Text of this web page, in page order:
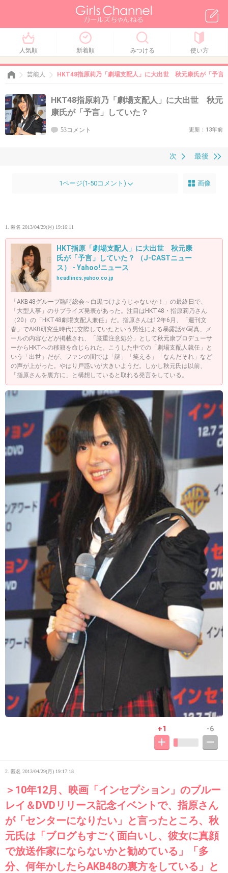
人気順 新着順 みつける 使い方
芸能人 HKT48指原莉乃「劇場支配人」に大出世 秋元康氏が「予言
HKT48指原莉乃「劇場支配人」に大出世 秋元
康氏が「予言」していた？
53コメント 更新：13年前
最後
次
1ページ(1-50コメント) 画像
1. 匿名 2013/04/29(月) 19:16:11
HKT指原「劇場支配人」に大出世 秋元康
氏が「予言」していた？ （J-CASTニュー
ス） - Yahoo!ニュース
headlines.yahoo.co.jp
「AKB48グループ臨時総会～白黒つけようじゃないか！」の最終日で、
「大型人事」のサプライズ発表があった。注目はHKT48・指原莉乃さん
（20）の「HKT48劇場支配人兼任」だ。指原さんは12年6月、「週刊文
春」でAKB研究生時代に交際していたという男性による暴露話や写真、メ
ールの内容などが掲載され、「厳重注意処分」として秋元康プロデューサ
ーからHKTへの移籍を命じられた。こうした中での「劇場支配人就任」と
いう「出世」だが、ファンの間では「謎」「笑える」「なんだそれ」など
の声が上がった。やはり戸惑いが大きいようだ。しかし秋元氏は以前、
「指原さんを裏方に」と構想していると取れる発言をしている。
+1 -6
2. 匿名 2013/04/29(月) 19:17:18
＞10年12月、映画「インセプション」のブルー
レイ＆DVDリリース記念イベントで、指原さん
が「センターになりたい」と言ったところ、秋
元氏は「ブログもすごく面白いし、彼女に真顔
で放送作家にならないかと勧めている」「多
分、何年かしたらAKB48の裏方をしている」と